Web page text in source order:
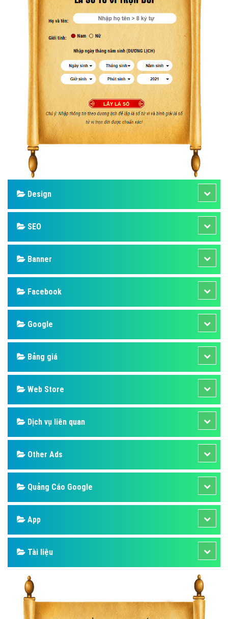
Design
SEO
Banner
Facebook
Google
Bảng giá
Web Store
Dịch vụ liên quan
Other Ads
Quảng Cáo Google
App
Tài liệu